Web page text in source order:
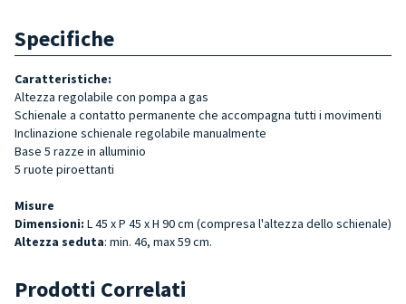
Specifiche
Caratteristiche:
Altezza regolabile con pompa a gas
Schienale a contatto permanente che accompagna tutti i movimenti
Inclinazione schienale regolabile manualmente
Base 5 razze in alluminio
5 ruote piroettanti
Misure
Dimensioni: L 45 x P 45 x H 90 cm (compresa l'altezza dello schienale)
Altezza seduta: min. 46, max 59 cm.
Prodotti Correlati